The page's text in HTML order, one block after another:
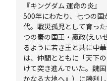
『キングダム 運命の炎』
500年にわたり、七つの
代。戦災孤児として育っ
つの秦の国王・嬴政(えい
るように若き王と共に中
は、仲間とともに「天下
けて突き進んでいた。魏
かなる大地へ』）に勝利